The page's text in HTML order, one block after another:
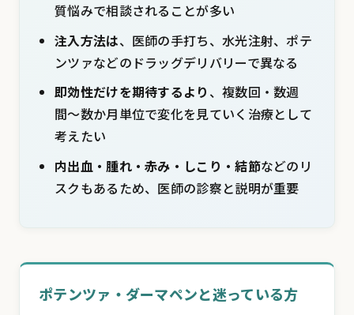
質悩みで相談されることが多い
注入方法は、医師の手打ち、水光注射、ポテ
ンツァなどのドラッグデリバリーで異なる
即効性だけを期待するより 、複数回・数週
間〜数か月単位で変化を見ていく治療として
考えたい
内出血・腫れ・赤み・しこり・結節などのリ
スクもあるため、医師の診察と説明が重要
ポテンツァ・ダーマペンと迷っている方